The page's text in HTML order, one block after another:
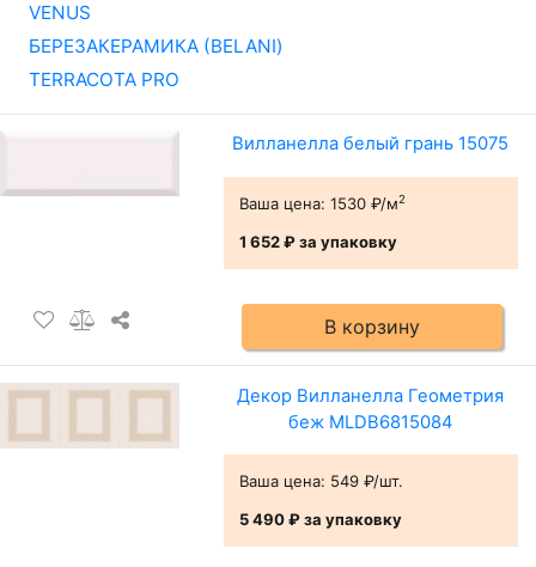
VENUS
БЕРЕЗАКЕРАМИКА (BELANI)
TERRACOTA PRO
Вилланелла белый грань 15075
Ваша цена: 1530 ₽/м2
1 652 ₽за упаковку
В корзину
Декор Вилланелла Геометрия
беж MLDB6815084
Ваша цена: 549 ₽/шт.
5 490 ₽за упаковку